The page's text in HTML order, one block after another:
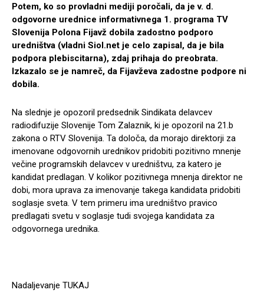
Potem, ko so provladni mediji poročali, da je v. d.
odgovorne urednice informativnega 1. programa TV
Slovenija Polona Fijavž dobila zadostno podporo
uredništva (vladni Siol.net je celo zapisal, da je bila
podpora plebiscitarna), zdaj prihaja do preobrata.
Izkazalo se je namreč, da Fijavževa zadostne podpore ni
dobila.
Na slednje je opozoril predsednik Sindikata delavcev
radiodifuzije Slovenije Tom Zalaznik, ki je opozoril na 21.b
zakona o RTV Slovenija. Ta določa, da morajo direktorji za
imenovane odgovornih urednikov pridobiti pozitivno mnenje
večine programskih delavcev v uredništvu, za katero je
kandidat predlagan. V kolikor pozitivnega mnenja direktor ne
dobi, mora uprava za imenovanje takega kandidata pridobiti
soglasje sveta. V tem primeru ima uredništvo pravico
predlagati svetu v soglasje tudi svojega kandidata za
odgovornega urednika.
Nadaljevanje TUKAJ